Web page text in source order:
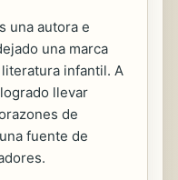
una autora e
una marca
infantil. A
llevar
de
fuente de